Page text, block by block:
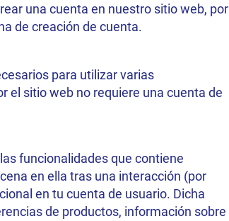
una cuenta en nuestro sitio web, por
de creación de cuenta.
para utilizar varias
el sitio web no requiere una cuenta de
funcionalidades que contiene
en ella tras una interacción (por
en tu cuenta de usuario. Dicha
de productos, información sobre